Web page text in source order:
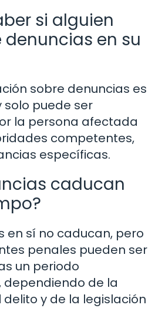
si alguien
en su
sobre denuncias es
solo puede ser
la persona afectada
competentes,
específicas.
caducan
en sí no caducan, pero
penales pueden ser
un periodo
de la
y de la legislación